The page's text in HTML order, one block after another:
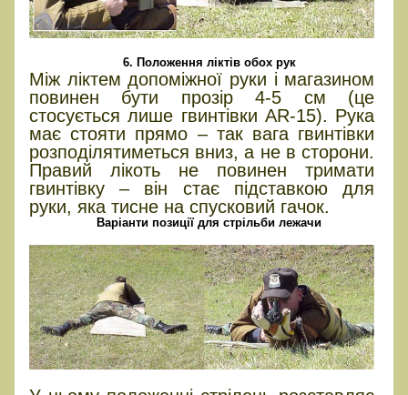
6. Положення ліктів обох рук
Між ліктем допоміжної руки і магазином
повинен бути прозір 4-5 см (це
стосується лише гвинтівки AR-15). Рука
має стояти прямо – так вага гвинтівки
розподілятиметься вниз, а не в сторони.
Правий лікоть не повинен тримати
гвинтівку – він стає підставкою для
руки, яка тисне на спусковий гачок.
Варіанти позиції для стрільби лежачи